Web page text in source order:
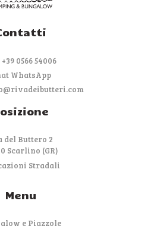
0566 54006
WhatsApp
del Buttero 2
Scarlino (GR)
Stradali
Menu
e Piazzole